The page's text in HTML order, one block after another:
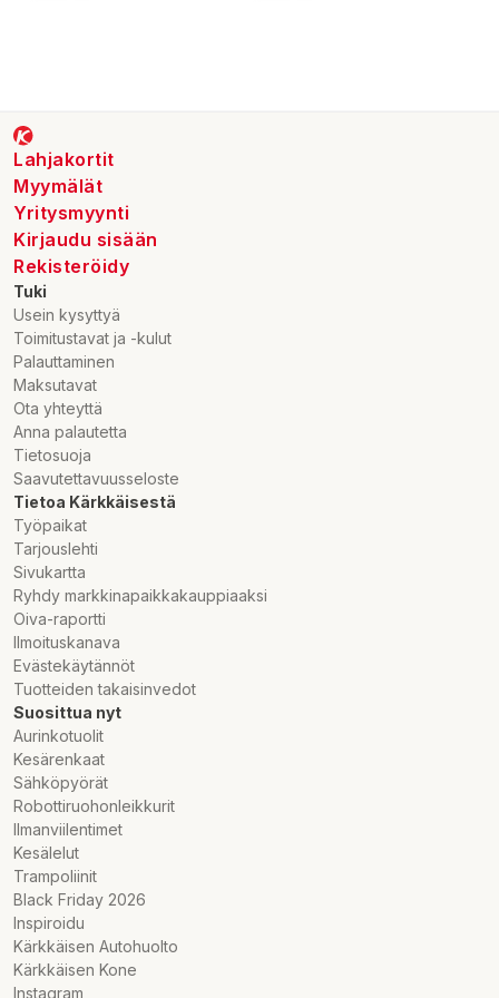
Lahjakortit
Myymälät
Yritysmyynti
Kirjaudu sisään
Rekisteröidy
Tuki
Usein kysyttyä
Toimitustavat ja -kulut
Palauttaminen
Maksutavat
Ota yhteyttä
Anna palautetta
Tietosuoja
Saavutettavuusseloste
Tietoa Kärkkäisestä
Työpaikat
Tarjouslehti
Sivukartta
Ryhdy markkinapaikkakauppiaaksi
Oiva-raportti
Ilmoituskanava
Evästekäytännöt
Tuotteiden takaisinvedot
Suosittua nyt
Aurinkotuolit
Kesärenkaat
Sähköpyörät
Robottiruohonleikkurit
Ilmanviilentimet
Kesälelut
Trampoliinit
Black Friday 2026
Inspiroidu
Kärkkäisen Autohuolto
Kärkkäisen Kone
Instagram